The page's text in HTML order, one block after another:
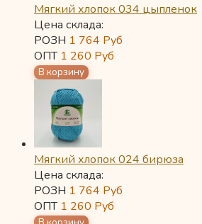
Мягкий хлопок 034 цыпленок
Цена склада:
РОЗН 1 764 Руб
ОПТ 1 260 Руб
Мягкий хлопок 024 бирюза
Цена склада:
РОЗН 1 764 Руб
ОПТ 1 260 Руб